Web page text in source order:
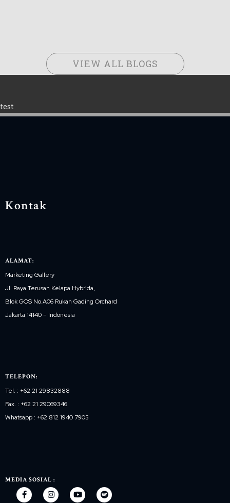
VIEW ALL BLOGS
test
Kontak
ALAMAT:
Marketing Gallery
Jl. Raya Terusan Kelapa Hybrida,
Blok GOS No.A06 Rukan Gading Orchard
Jakarta 14140 – Indonesia
TELEPON:
Tel. : +62 21 29832888
Fax. : +62 21 29069346
Whatsapp : +62 812 1940 7905
MEDIA SOSIAL :